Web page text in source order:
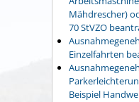
Mähdrescher)
70 StVZO
Einzelfahrten
Beispiel